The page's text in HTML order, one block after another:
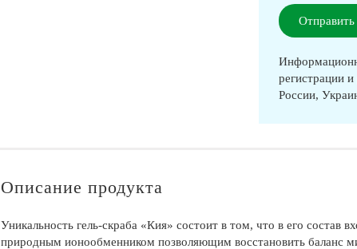
регистрации
России,
Описание продукта
Уникальность гель-скраба «Кия» состоит в том, что в его состав
природным ионообменником позволяющим восстановить баланс